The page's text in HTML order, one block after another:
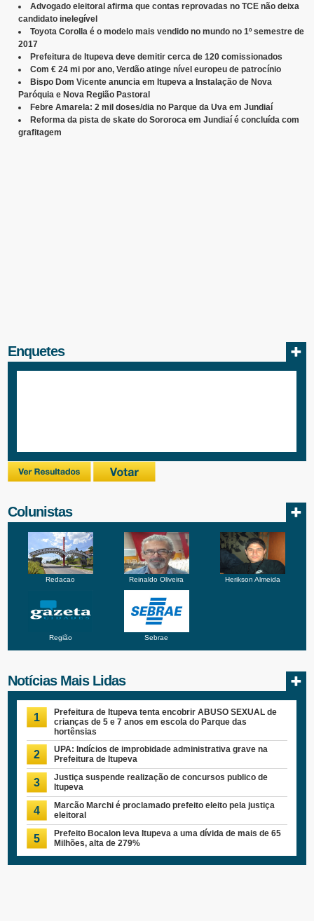
Advogado eleitoral afirma que contas reprovadas no TCE não deixa
candidato inelegível
Toyota Corolla é o modelo mais vendido no mundo no 1º semestre de
2017
Prefeitura de Itupeva deve demitir cerca de 120 comissionados
Com € 24 mi por ano, Verdão atinge nível europeu de patrocínio
Bispo Dom Vicente anuncia em Itupeva a Instalação de Nova
Paróquia e Nova Região Pastoral
Febre Amarela: 2 mil doses/dia no Parque da Uva em Jundiaí
Reforma da pista de skate do Sororoca em Jundiaí é concluída com
grafitagem
Enquetes
Colunistas
Redacao Reinaldo Oliveira Herikson Almeida
Região Sebrae
Notícias Mais Lidas
1
Prefeitura de Itupeva tenta encobrir ABUSO SEXUAL de
crianças de 5 e 7 anos em escola do Parque das
hortênsias
2
UPA: Indícios de improbidade administrativa grave na
Prefeitura de Itupeva
3
Justiça suspende realização de concursos publico de
Itupeva
4
Marcão Marchi é proclamado prefeito eleito pela justiça
eleitoral
5
Prefeito Bocalon leva Itupeva a uma dívida de mais de 65
Milhões, alta de 279%